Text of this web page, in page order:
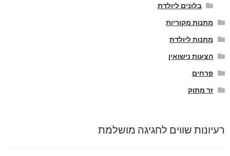
בלונים ליולדת
מתנות מקוריות
מתנות ליולדת
הצעות נישואין
פרחים
זר מתוק
רעיונות שווים לחגיגה מושלמת